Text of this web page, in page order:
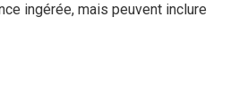
ingérée, mais peuvent inclure